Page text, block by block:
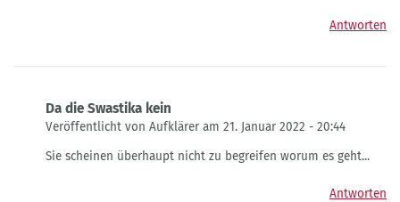
Antworten
Da die Swastika kein
Veröffentlicht von Aufklärer am 21. Januar 2022 - 20:44
auf
Sie scheinen überhaupt nicht zu begreifen worum es geht...
Antworten